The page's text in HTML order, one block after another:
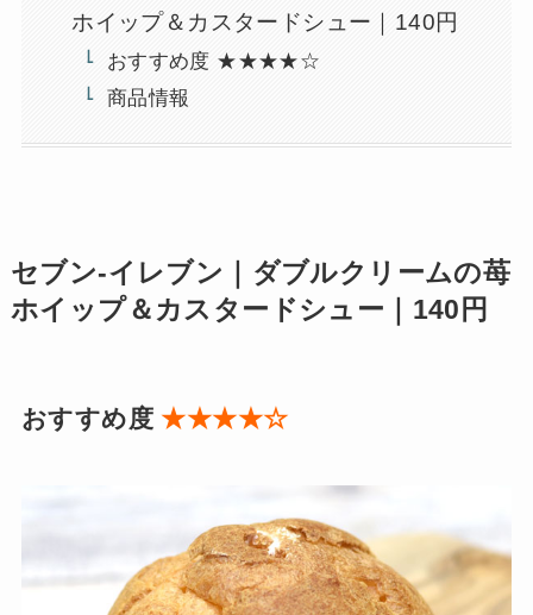
ホイップ＆カスタードシュー｜140円
おすすめ度 ★★★★☆
商品情報
セブン-イレブン｜ダブルクリームの苺
ホイップ＆カスタードシュー｜140円
おすすめ度★★★★☆